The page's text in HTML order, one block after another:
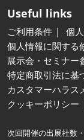
Useful links
ご利用条件
個
個人情報に関する
展示会・セミナー
特定商取引法に基
カスタマーハラス
クッキーポリシー
次回開催の出展社数